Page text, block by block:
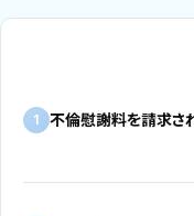
1 不倫慰謝料を請求さ